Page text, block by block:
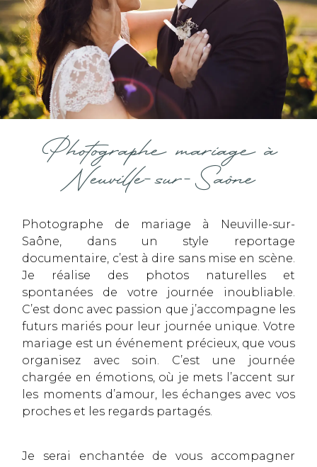
Photographe mariage à
Neuville-sur-Saône
Photographe de mariage à Neuville-sur-
Saône, dans un style reportage
documentaire, c’est à dire sans mise en scène.
Je réalise des photos naturelles et
spontanées de votre journée inoubliable.
C’est donc avec passion que j’accompagne les
futurs mariés pour leur journée unique. Votre
mariage est un événement précieux, que vous
organisez avec soin. C’est une journée
chargée en émotions, où je mets l’accent sur
les moments d’amour, les échanges avec vos
proches et les regards partagés.
Je serai enchantée de vous accompagner